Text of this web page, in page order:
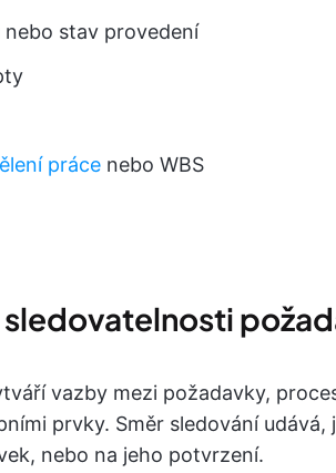
stav provedení
práce nebo WBS
vazby mezi požadavky,
prvky. Směr sledování
nebo na jeho potvrzení.